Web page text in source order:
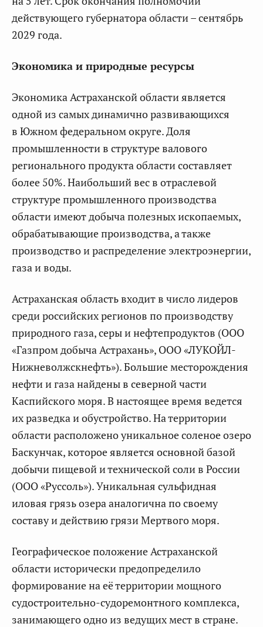
действующего губернатора области – сентябрь
2029 года.
Экономика и природные ресурсы
Экономика Астраханской области является
одной из самых динамично развивающихся
в Южном федеральном округе. Доля
промышленности в структуре валового
регионального продукта области составляет
более 50%. Наибольший вес в отраслевой
структуре промышленного производства
области имеют добыча полезных ископаемых,
обрабатывающие производства, а также
производство и распределение электроэнергии,
газа и воды.
Астраханская область входит в число лидеров
среди российских регионов по производству
природного газа, серы и нефтепродуктов (ООО
«Газпром добыча Астрахань», ООО «ЛУКОЙЛ-
Нижневолжскнефть»). Большие месторождения
нефти и газа найдены в северной части
Каспийского моря. В настоящее время ведется
их разведка и обустройство. На территории
области расположено уникальное соленое озеро
Баскунчак, которое является основной базой
добычи пищевой и технической соли в России
(ООО «Руссоль»). Уникальная сульфидная
иловая грязь озера аналогична по своему
составу и действию грязи Мертвого моря.
Географическое положение Астраханской
области исторически предопределило
формирование на её территории мощного
судостроительно-судоремонтного комплекса,
занимающего одно из ведущих мест в стране.